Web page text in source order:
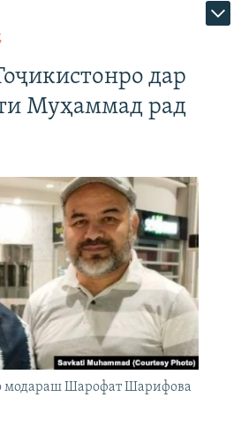
дар
Муҳаммад рад
Шарофат Шарифова